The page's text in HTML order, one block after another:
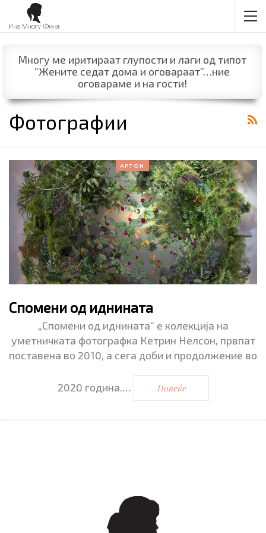
Многу ме иритираат глупости и лаги од типот
“Жените седат дома и оговараат”…ние
оговараме и на гости!
Фотографии
АРТОИ
Спомени од иднината
„Спомени од иднината“ е колекција на
уметничката фотографка Кетрин Нелсон, првпат
поставена во 2010, а сега доби и продолжение во
2020 година.… Повеќе